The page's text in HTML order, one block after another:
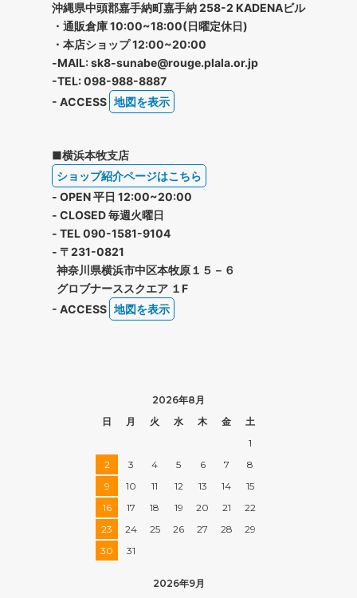
沖縄県中頭郡嘉手納町嘉手納 258-2 KADENAビル
・通販倉庫 10:00~18:00(日曜定休日)
・本店ショップ 12:00~20:00
-MAIL: sk8-sunabe@rouge.plala.or.jp
-TEL: 098-988-8887
- ACCESS 地図を表示
■横浜本牧支店
ショップ紹介ページはこちら
- OPEN 平日 12:00~20:00
- CLOSED 毎週火曜日
- TEL 090-1581-9104
- 〒231-0821
神奈川県横浜市中区本牧原１５－６
グロブナーススクエア １F
- ACCESS 地図を表示
2026年8月
日
月 火 水 木 金
土
1
2
3 4 5 6 7
8
9
10 11 12 13 14
15
16
17 18 19 20 21
22
23
24 25 26 27 28
29
30
31
2026年9月